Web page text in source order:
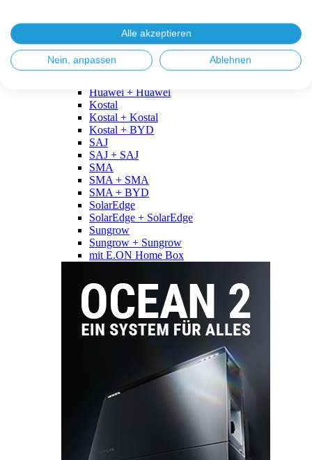
Fronius + BYD
GoodWe
GoodWe + GoodWe
GoodWe + BYD
Huawei + Huawei
Kostal
Kostal + Kostal
Kostal + BYD
SAJ
SAJ + SAJ
SMA
SMA + SMA
SMA + BYD
SolarEdge
SolarEdge + SolarEdge
Sungrow
Sungrow + Sungrow
mit E.ON Home Box
Alle akzeptieren
Nein, anpassen Ablehnen